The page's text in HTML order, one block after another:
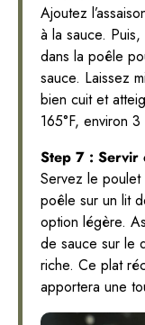
Ajoutez
à la sauce.
dans la poêle
sauce. Laissez
bien cuit et
165°F, environ
Step 7 : Servir
Servez le
poêle sur un lit
option légère.
de sauce sur le
riche. Ce plat
apportera une